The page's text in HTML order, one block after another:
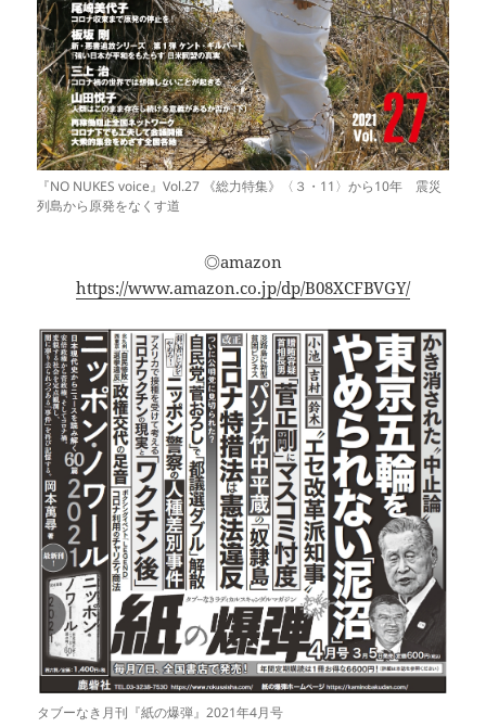
『NO NUKES voice』Vol.27 《総力特集》〈３・11〉から10年 震災
列島から原発をなくす道
◎amazon
https://www.amazon.co.jp/dp/B08XCFBVGY/
タブーなき月刊『紙の爆弾』2021年4月号